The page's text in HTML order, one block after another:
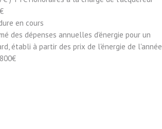
en cours
des dépenses annuelles d'énergie pour un
établi à partir des prix de l'énergie de l'année